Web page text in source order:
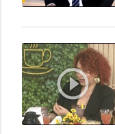
play_circle_outline